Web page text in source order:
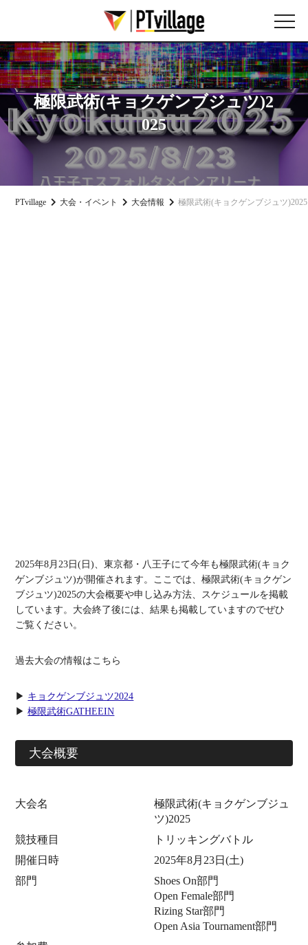
極限武術(キョクゲンブジュツ)2
025
PTvillage 大会・イベント 大会情報 極限武術(キョクゲンブジュツ)2025
2025年8月23日(日)、東京都・八王子にて今年も極限武術(キョク
ゲンブジュツ)が開催されます。ここでは、極限武術(キョクゲン
ブジュツ)2025の大会概要や申し込み方法、スケジュールを掲載
しています。大会終了後には、結果も掲載していますのでぜひ
ご覧ください。
過去大会の情報はこちら
▶ キョクゲンブジュツ2024
▶極限武術GATHEEIN
大会概要
大会名
極限武術(キョクゲンブジュ
ツ)2025
競技種目
トリッキングバトル
開催日時
2025年8月23日(土)
部門
Shoes On部門
Open Female部門
Rizing Star部門
Open Asia Tournament部門